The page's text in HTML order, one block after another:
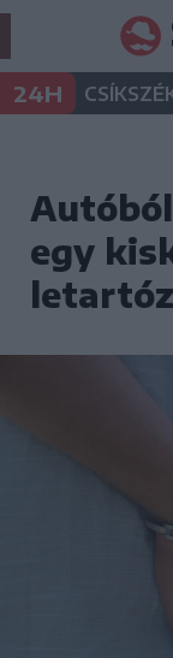
24H
egy